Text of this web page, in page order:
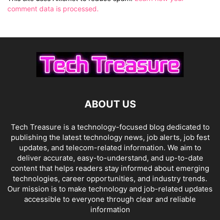
comment data is processed.
ABOUT US
Tech Treasure is a technology-focused blog dedicated to
publishing the latest technology news, job alerts, job fest
updates, and telecom-related information. We aim to
deliver accurate, easy-to-understand, and up-to-date
content that helps readers stay informed about emerging
technologies, career opportunities, and industry trends.
Our mission is to make technology and job-related updates
accessible to everyone through clear and reliable
information